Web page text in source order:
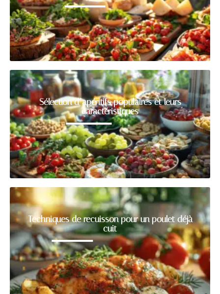
Sélection d’apéritifs populaires et leurs
caractéristiques
Techniques de recuisson pour un poulet déjà
cuit